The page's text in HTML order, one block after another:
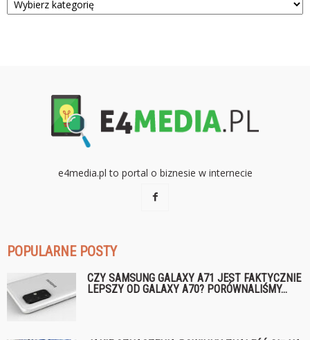
e4media.pl to portal o biznesie w internecie
POPULARNE POSTY
CZY SAMSUNG GALAXY A71 JEST FAKTYCZNIE
LEPSZY OD GALAXY A70? PORÓWNALIŚMY...